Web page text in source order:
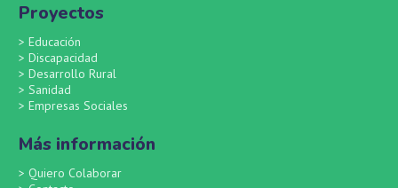
Proyectos
> Educación
> Discapacidad
> Desarrollo Rural
> Sanidad
> Empresas Sociales
Más información
> Quiero Colaborar